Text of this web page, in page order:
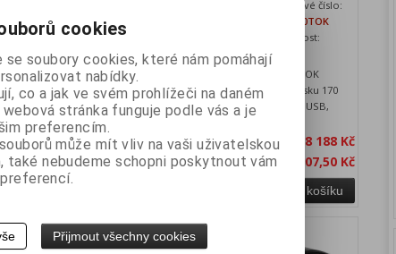
SRP-S300TOEK
24Dostupnost:
skladem
tiskárna SRP-S300TOEK
Restic s rychlostí tisku 170
řezačkou, rozhraní USB a
barva černá.
cena bez DPH:9 051 Kč
s DPH:10 951,50 Kč
Katalogové číslo:
SRP-S300TOK
Dostupnost:
skladem
Termální tiskárna SRP-S300TOK
Linerless/Restic s rychlostí tisku 170
mm/s se řezačkou, rozhraní USB,
Vaše cena bez DPH: 8 188 Kč
Vaše cena s DPH:
9 907,50 Kč
Přidat do košíku
cookies
se soubory cookies, které nám pomáhají
nabídky.
co a jak ve svém prohlížeči na daném
stránka funguje podle vás a je
preferencím.
může mít vliv na vaši uživatelskou
také nebudeme schopni poskytnout vám
Přijmout všechny cookies